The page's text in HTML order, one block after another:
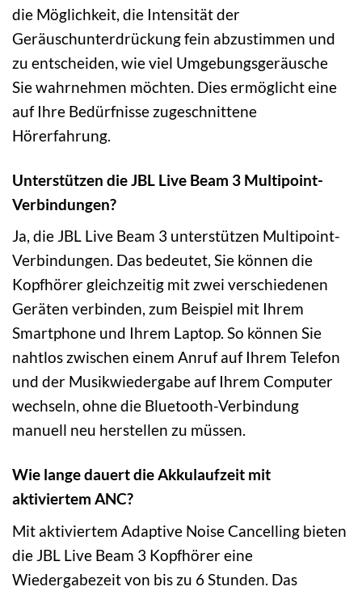
die Möglichkeit, die Intensität der
Geräuschunterdrückung fein abzustimmen und
zu entscheiden, wie viel Umgebungsgeräusche
Sie wahrnehmen möchten. Dies ermöglicht eine
auf Ihre Bedürfnisse zugeschnittene
Hörerfahrung.
Unterstützen die JBL Live Beam 3 Multipoint-
Verbindungen?
Ja, die JBL Live Beam 3 unterstützen Multipoint-
Verbindungen. Das bedeutet, Sie können die
Kopfhörer gleichzeitig mit zwei verschiedenen
Geräten verbinden, zum Beispiel mit Ihrem
Smartphone und Ihrem Laptop. So können Sie
nahtlos zwischen einem Anruf auf Ihrem Telefon
und der Musikwiedergabe auf Ihrem Computer
wechseln, ohne die Bluetooth-Verbindung
manuell neu herstellen zu müssen.
Wie lange dauert die Akkulaufzeit mit
aktiviertem ANC?
Mit aktiviertem Adaptive Noise Cancelling bieten
die JBL Live Beam 3 Kopfhörer eine
Wiedergabezeit von bis zu 6 Stunden. Das